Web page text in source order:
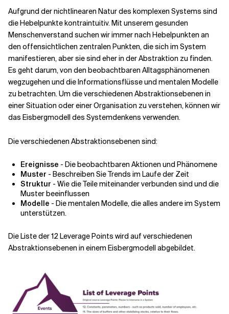
Aufgrund der nichtlinearen Natur des komplexen Systems sind
die Hebelpunkte kontraintuitiv. Mit unserem gesunden
Menschenverstand suchen wir immer nach Hebelpunkten an
den offensichtlichen zentralen Punkten, die sich im System
manifestieren, aber sie sind eher in der Abstraktion zu finden.
Es geht darum, von den beobachtbaren Alltagsphänomenen
wegzugehen und die Informationsflüsse und mentalen Modelle
zu betrachten. Um die verschiedenen Abstraktionsebenen in
einer Situation oder einer Organisation zu verstehen, können wir
das Eisbergmodell des Systemdenkens verwenden.
Die verschiedenen Abstraktionsebenen sind:
Ereignisse - Die beobachtbaren Aktionen und Phänomene
Muster - Beschreiben Sie Trends im Laufe der Zeit
Struktur - Wie die Teile miteinander verbunden sind und die
Muster beeinflussen
Modelle - Die mentalen Modelle, die alles andere im System
unterstützen.
Die Liste der 12 Leverage Points wird auf verschiedenen
Abstraktionsebenen in einem Eisbergmodell abgebildet.